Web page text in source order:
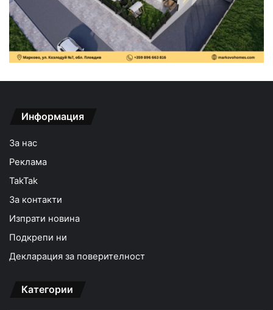
Информация
За нас
Реклама
TakTak
За контакти
Изпрати новина
Подкрепи ни
Декларация за поверителност
Категории